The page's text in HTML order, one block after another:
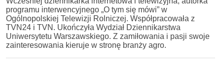
programu interwencyjnego „O tym się mówi” w
Ogólnopolskiej Telewizji Rolniczej. Współpracowała z
TVN24 i TVN. Ukończyła Wydział Dziennikarstwa
Uniwersytetu Warszawskiego. Z zamiłowania i pasji swoje
zainteresowania kieruje w stronę branży agro.